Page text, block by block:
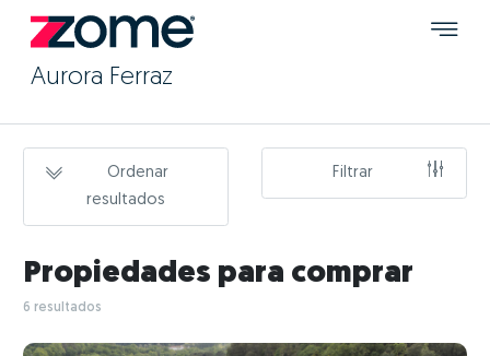
Aurora Ferraz
Ordenar
resultados
Filtrar
Propiedades para comprar
6 resultados